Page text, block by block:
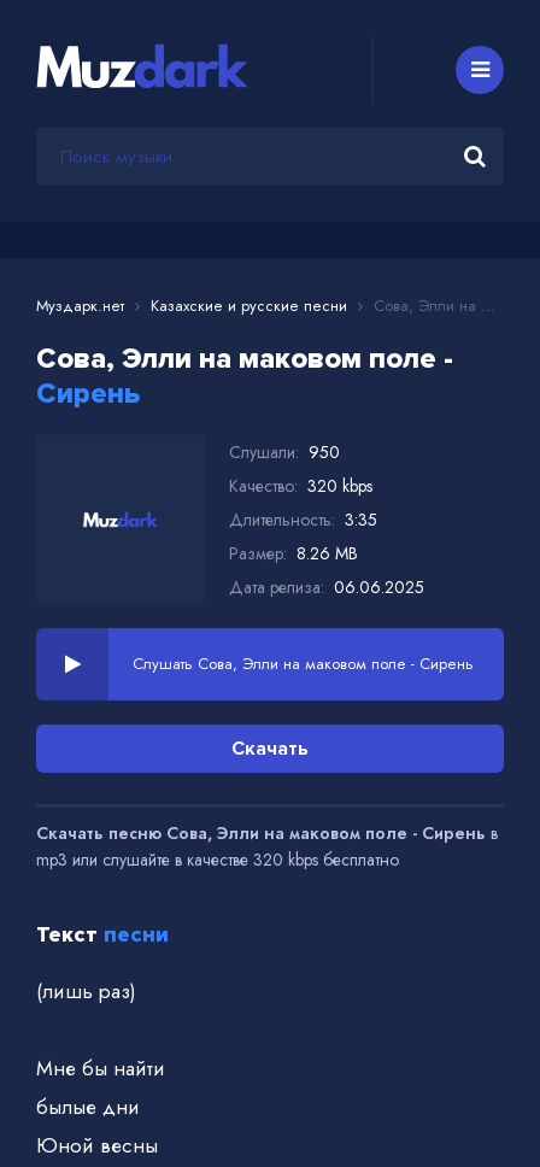
Муздарк.нет Казахские и русские песни Сова, Элли на маковом поле - Сирень
Сова, Элли на маковом поле -
Сирень
Слушали: 950
Качество: 320 kbps
Длительность: 3:35
Размер: 8.26 MB
Дата релиза: 06.06.2025
Слушать Сова, Элли на маковом поле - Сирень
Скачать
Скачать песню Сова, Элли на маковом поле - Сирень в
mp3 или слушайте в качестве 320 kbps бесплатно
Текст песни
(лишь раз)
Мне бы найти
былые дни
Юной весны